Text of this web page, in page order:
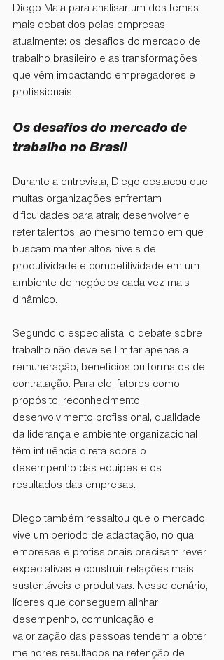
Diego Maia para analisar um dos temas
mais debatidos pelas empresas
atualmente: os desafios do mercado de
trabalho brasileiro e as transformações
que vêm impactando empregadores e
profissionais.
Os desafios do mercado de
trabalho no Brasil
Durante a entrevista, Diego destacou que
muitas organizações enfrentam
dificuldades para atrair, desenvolver e
reter talentos, ao mesmo tempo em que
buscam manter altos níveis de
produtividade e competitividade em um
ambiente de negócios cada vez mais
dinâmico.
Segundo o especialista, o debate sobre
trabalho não deve se limitar apenas a
remuneração, benefícios ou formatos de
contratação. Para ele, fatores como
propósito, reconhecimento,
desenvolvimento profissional, qualidade
da liderança e ambiente organizacional
têm influência direta sobre o
desempenho das equipes e os
resultados das empresas.
Diego também ressaltou que o mercado
vive um período de adaptação, no qual
empresas e profissionais precisam rever
expectativas e construir relações mais
sustentáveis e produtivas. Nesse cenário,
líderes que conseguem alinhar
desempenho, comunicação e
valorização das pessoas tendem a obter
melhores resultados na retenção de